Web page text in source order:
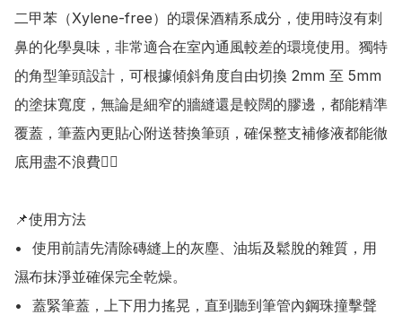
二甲苯（Xylene-free）的環保酒精系成分，使用時沒有刺
鼻的化學臭味，非常適合在室內通風較差的環境使用。獨特
的角型筆頭設計，可根據傾斜角度自由切換 2mm 至 5mm
的塗抹寬度，無論是細窄的牆縫還是較闊的膠邊，都能精準
覆蓋，筆蓋內更貼心附送替換筆頭，確保整支補修液都能徹
底用盡不浪費👍🏻
📌使用方法
•	使用前請先清除磚縫上的灰塵、油垢及鬆脫的雜質，用
濕布抹淨並確保完全乾燥。
•	蓋緊筆蓋，上下用力搖晃，直到聽到筆管內鋼珠撞擊聲